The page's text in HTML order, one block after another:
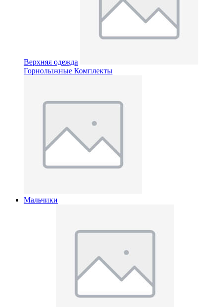
Верхняя одежда
Горнолыжные Комплекты
Мальчики